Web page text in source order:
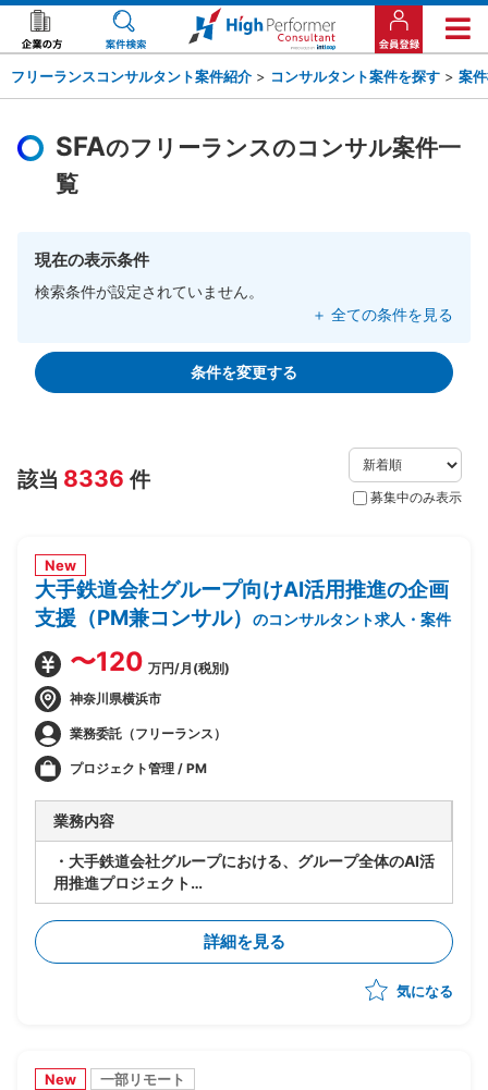
フリーランスコンサルタント案件紹介 > コンサルタント案件を探す > 案
SFAのフリーランスのコンサル案件一
覧
現在の表示条件
検索条件が設定されていません。
＋ 全ての条件を見る
条件を変更する
該当 8336 件
募集中のみ表示
New
大手鉄道会社グループ向けAI活用推進の企画
支援（PM兼コンサル）
のコンサルタント求人・案件
〜120 万円/月(税別)
神奈川県横浜市
業務委託（フリーランス）
プロジェクト管理 / PM
業務内容
・大手鉄道会社グループにおける、グループ全体のAI活
用推進プロジェクト
・要件が固まっていない段階から顧客に入り、業務プロ
セスの整理とAI活用方針の設計を担当
・顧客の業務プロセスのヒアリング・可視化・整理
・課題の洗い出しと、AI活用による解決可能性の見極
ダーマネジメント
詳細を見る
気になる
New 一部リモート